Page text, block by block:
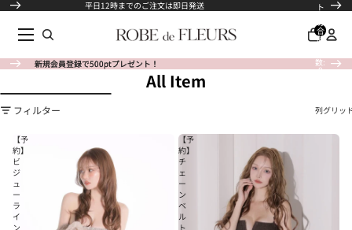
平日12時までのご注文は即日発送 ト
内
の
合
計
商
数:
0
新規会員登録で500ptプレゼント！
新規会員登録で500ptプレゼント！
All Item
結果リストにスキップ
フィルター 列グリッ
【予
約】
ビ
ジ
ュ
ー
ラ
イ
ン
【予
約】
チ
ェ
ー
ン
ベ
ル
ト